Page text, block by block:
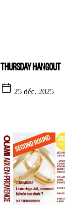
THURSDAY HANGOUT
25 déc. 2025